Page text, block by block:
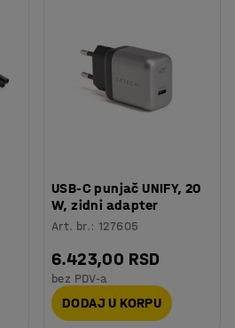
USB-C punjač UNIFY, 20
W, zidni adapter
Art. br.:127605
6.423,00 RSD
bez PDV-a
DODAJ U KORPU